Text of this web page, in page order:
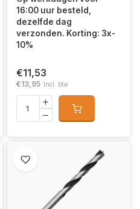
16:00 uur besteld,
dezelfde dag
verzonden. Korting: 3x-
10%
€11,53
€13,95 Incl. btw